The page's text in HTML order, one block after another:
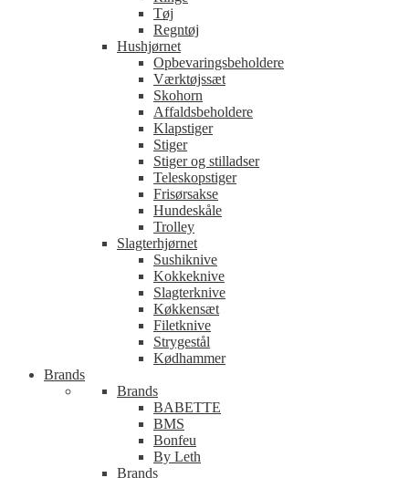
Tøj
Regntøj
Hushjørnet
Opbevaringsbeholdere
Værktøjssæt
Skohorn
Affaldsbeholdere
Klapstiger
Stiger
Stiger og stilladser
Teleskopstiger
Frisørsakse
Hundeskåle
Trolley
Slagterhjørnet
Sushiknive
Kokkeknive
Slagterknive
Køkkensæt
Filetknive
Strygestål
Kødhammer
Brands
Brands
BABETTE
BMS
Bonfeu
By Leth
Brands